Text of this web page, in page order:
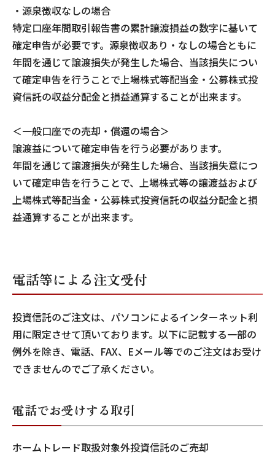
・源泉徴収なしの場合
特定口座年間取引報告書の累計譲渡損益の数字に基いて
確定申告が必要です。源泉徴収あり・なしの場合ともに
年間を通じて譲渡損失が発生した場合、当該損失につい
て確定申告を行うことで上場株式等配当金・公募株式投
資信託の収益分配金と損益通算することが出来ます。
＜一般口座での売却・償還の場合＞
譲渡益について確定申告を行う必要があります。
年間を通じて譲渡損失が発生した場合、当該損失意につ
いて確定申告を行うことで、上場株式等の譲渡益および
上場株式等配当金・公募株式投資信託の収益分配金と損
益通算することが出来ます。
電話等による注文受付
投資信託のご注文は、パソコンによるインターネット利
用に限定させて頂いております。以下に記載する一部の
例外を除き、電話、FAX、Eメール等でのご注文はお受け
できませんのでご了承ください。
電話でお受けする取引
ホームトレード取扱対象外投資信託のご売却